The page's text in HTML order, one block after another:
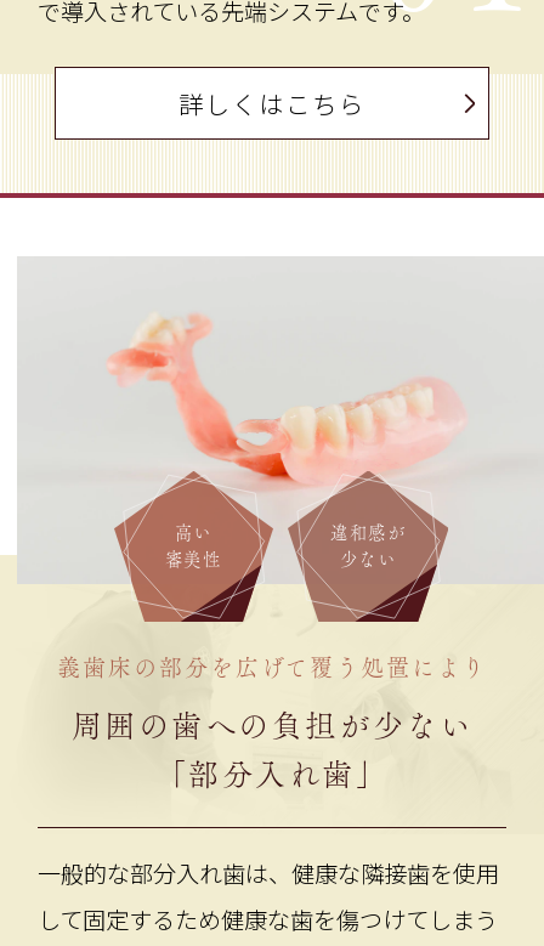
で導入されている先端システムです。
詳しくはこちら
高い
審美性
違和感が
少ない
義歯床の部分を広げて覆う処置により
周囲の歯への負担が少ない
「部分入れ歯」
一般的な部分入れ歯は、健康な隣接歯を使用
して固定するため健康な歯を傷つけてしまう